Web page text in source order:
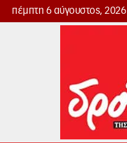
πέμπτη 6 αύγουστος, 2026
Δρόμος